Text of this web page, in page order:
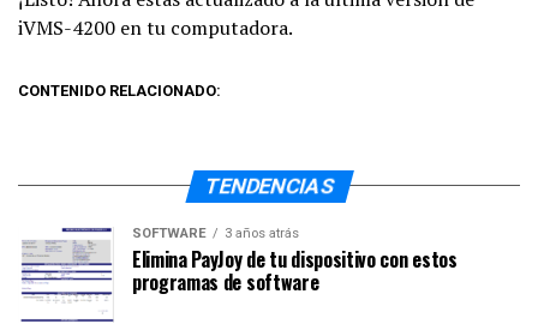
iVMS-4200 en tu computadora.
CONTENIDO RELACIONADO:
TENDENCIAS
SOFTWARE 3 años atrás
Elimina PayJoy de tu dispositivo con estos
programas de software